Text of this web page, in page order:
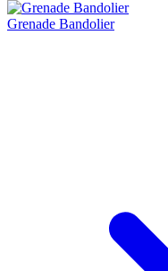
Grenade Bandolier